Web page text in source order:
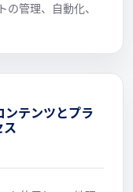
の管理、自動化、
ンテンツとプラ
ス